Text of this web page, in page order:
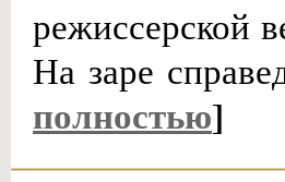
режиссерской
На заре
полностью]